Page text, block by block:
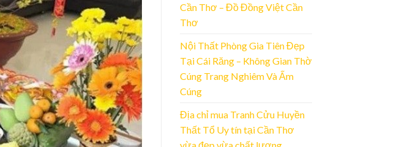
Cần Thơ – Đồ Đồng Việt Cần
Thơ
Nội Thất Phòng Gia Tiên Đẹp
Tại Cái Răng – Không Gian Thờ
Cúng Trang Nghiêm Và Ấm
Cúng
Địa chỉ mua Tranh Cửu Huyền
Thất Tổ Uy tín tại Cần Thơ
vừa đẹp vừa chất lượng